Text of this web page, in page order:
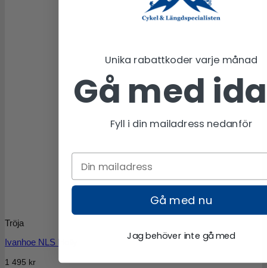
Tröja
Ivanhoe NLS Holly
1 495 kr
Unika rabattkoder varje månad
Gå med
Fyll i din mailadress nedanför
Gå med nu
Jag behöver inte gå med